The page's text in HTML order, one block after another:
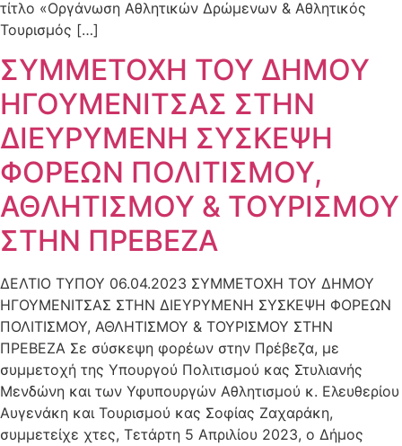
τίτλο «Οργάνωση Αθλητικών Δρώμενων & Αθλητικός
Τουρισμός […]
ΣΥΜΜΕΤΟΧΗ ΤΟΥ ΔΗΜΟΥ
ΗΓΟΥΜΕΝΙΤΣΑΣ ΣΤΗΝ
ΔΙΕΥΡΥΜΕΝΗ ΣΥΣΚΕΨΗ
ΦΟΡΕΩΝ ΠΟΛΙΤΙΣΜΟΥ,
ΑΘΛΗΤΙΣΜΟΥ & ΤΟΥΡΙΣΜΟΥ
ΣΤΗΝ ΠΡΕΒΕΖΑ
ΔΕΛΤΙΟ ΤΥΠΟΥ 06.04.2023 ΣΥΜΜΕΤΟΧΗ ΤΟΥ ΔΗΜΟΥ
ΗΓΟΥΜΕΝΙΤΣΑΣ ΣΤΗΝ ΔΙΕΥΡΥΜΕΝΗ ΣΥΣΚΕΨΗ ΦΟΡΕΩΝ
ΠΟΛΙΤΙΣΜΟΥ, ΑΘΛΗΤΙΣΜΟΥ & ΤΟΥΡΙΣΜΟΥ ΣΤΗΝ
ΠΡΕΒΕΖΑ Σε σύσκεψη φορέων στην Πρέβεζα, με
συμμετοχή της Υπουργού Πολιτισμού κας Στυλιανής
Μενδώνη και των Υφυπουργών Αθλητισμού κ. Ελευθερίου
Αυγενάκη και Τουρισμού κας Σοφίας Ζαχαράκη,
συμμετείχε χτες, Τετάρτη 5 Απριλίου 2023, ο Δήμος